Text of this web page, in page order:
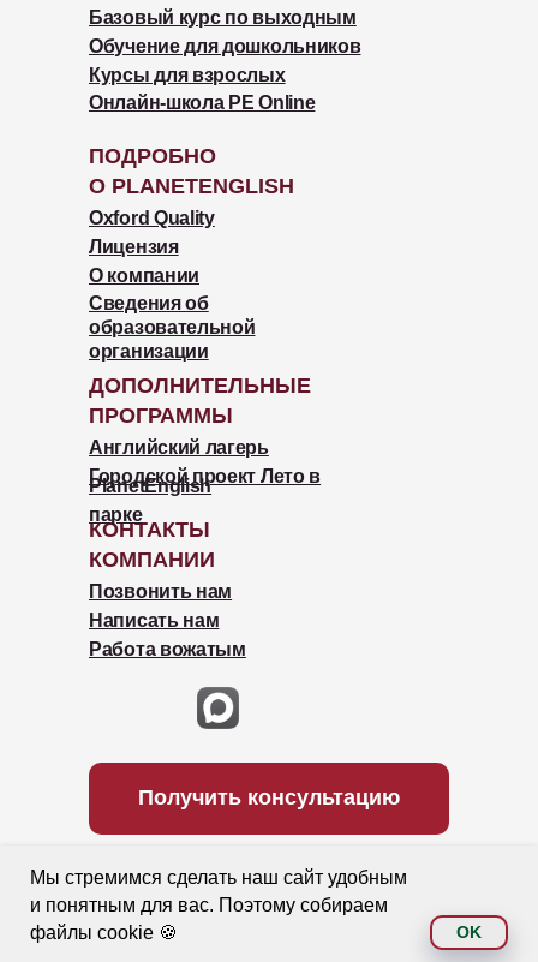
Политика обработки данных на сайте
Получить консультацию
Написать нам
Работа вожатым
Позвонить нам
КОНТАКТЫ
КОМПАНИИ
Городской проект Лето в
парке
Английский лагерь
PlanetEnglish
ДОПОЛНИТЕЛЬНЫЕ
ПРОГРАММЫ
Сведения об
образовательной
организации
О компании
Лицензия
Oxford Quality
ПОДРОБНО
О PLANETENGLISH
Онлайн-школа PE Online
Курсы для взрослых
Обучение для дошкольников
Базовый курс по выходным
Договор Оферта
Согласие на получение рекламы
Мы стремимся сделать наш сайт удобным
и понятным для вас. Поэтому собираем
файлы cookie 🍪
OK